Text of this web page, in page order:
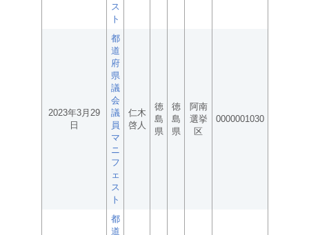
ス
ト
2023年3月29
日
都
道
府
県
議
会
議
員
マ
ニ
フ
ェ
ス
ト
仁木
啓人
徳
島
県
徳
島
県
阿南
選挙
区
0000001030
都
道